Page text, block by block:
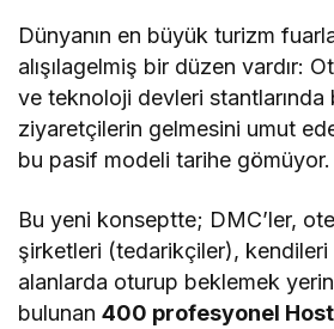
Dünyanın en büyük turizm
alışılagelmiş bir düzen vardır:
ve teknoloji devleri stantlarında
ziyaretçilerin gelmesini umut
bu pasif modeli tarihe gömüyor.
Bu yeni konseptte; DMC’ler,
şirketleri (tedarikçiler), kendileri
alanlarda oturup beklemek
bulunan400 profesyonel